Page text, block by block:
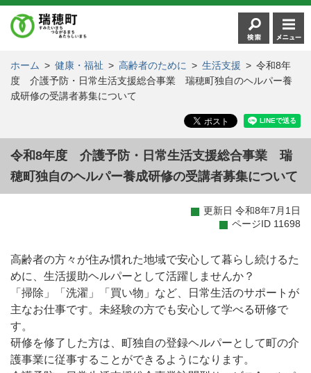
ホーム > 健康・福祉 > 高齢者のために > 生活支援 > 令和8年
度 介護予防・日常生活支援総合事業 瑞穂町独自のヘルパー養
成研修の受講者募集について
令和8年度 介護予防・日常生活支援総合事業 瑞
穂町独自のヘルパー養成研修の受講者募集について
更新日 令和8年7月1日
ページID 11698
高齢者の方々が住み慣れた地域で安心して暮らし続けるた
めに、生活援助ヘルパーとして活躍しませんか？
「掃除」「洗濯」「買い物」など、日常生活のサポートが
主なお仕事です。未経験の方でも安心して学べる研修で
す。
研修を修了した方は、町独自の登録ヘルパーとして町の介
護事業に従事することができるようになります。